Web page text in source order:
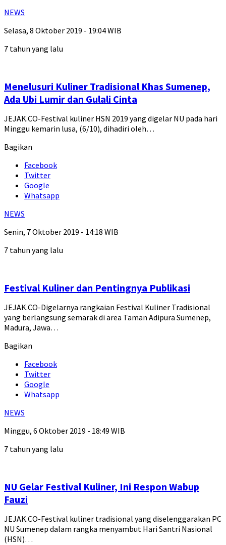
NEWS
Selasa, 8 Oktober 2019 - 19:04 WIB
7 tahun yang lalu
Menelusuri Kuliner Tradisional Khas Sumenep,
Ada Ubi Lumir dan Gulali Cinta
JEJAK.CO-Festival kuliner HSN 2019 yang digelar NU pada hari
Minggu kemarin lusa, (6/10), dihadiri oleh…
Bagikan
Facebook
Twitter
Google
Whatsapp
NEWS
Senin, 7 Oktober 2019 - 14:18 WIB
7 tahun yang lalu
Festival Kuliner dan Pentingnya Publikasi
JEJAK.CO-Digelarnya rangkaian Festival Kuliner Tradisional
yang berlangsung semarak di area Taman Adipura Sumenep,
Madura, Jawa…
Bagikan
Facebook
Twitter
Google
Whatsapp
NEWS
Minggu, 6 Oktober 2019 - 18:49 WIB
7 tahun yang lalu
NU Gelar Festival Kuliner, Ini Respon Wabup
Fauzi
JEJAK.CO-Festival kuliner tradisional yang diselenggarakan PC
NU Sumenep dalam rangka menyambut Hari Santri Nasional
(HSN)…